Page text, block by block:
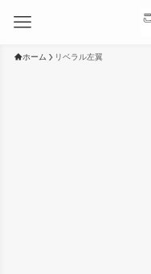
ホーム リベラル左翼